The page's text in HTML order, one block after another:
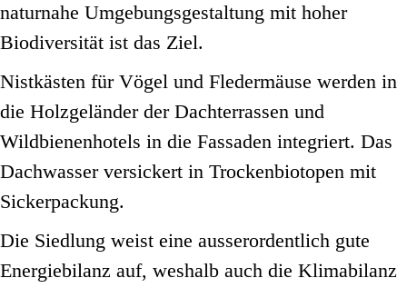
naturnahe Umgebungsgestaltung mit hoher
Biodiversität ist das Ziel.
Nistkästen für Vögel und Fledermäuse werden in
die Holzgeländer der Dachterrassen und
Wildbienenhotels in die Fassaden integriert. Das
Dachwasser versickert in Trockenbiotopen mit
Sickerpackung.
Die Siedlung weist eine ausserordentlich gute
Energiebilanz auf, weshalb auch die Klimabilanz